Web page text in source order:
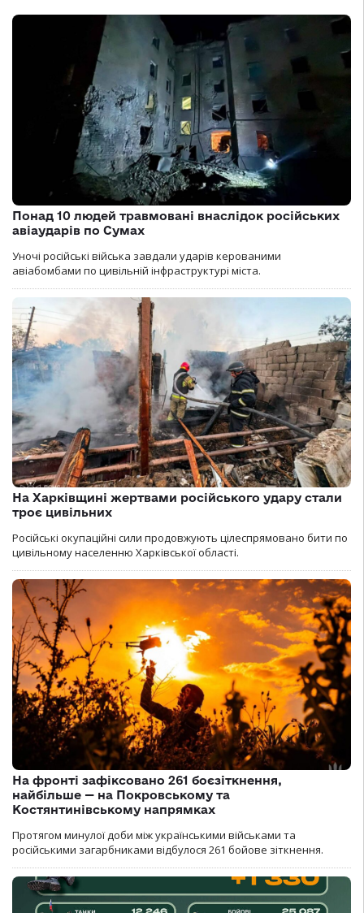
Понад 10 людей травмовані внаслідок російських
авіаударів по Сумах
Уночі російські війська завдали ударів керованими
авіабомбами по цивільній інфраструктурі міста.
На Харківщині жертвами російського удару стали
троє цивільних
Російські окупаційні сили продовжують цілеспрямовано бити по
цивільному населенню Харківської області.
На фронті зафіксовано 261 боєзіткнення,
найбільше — на Покровському та
Костянтинівському напрямках
Протягом минулої доби між українськими військами та
російськими загарбниками відбулося 261 бойове зіткнення.